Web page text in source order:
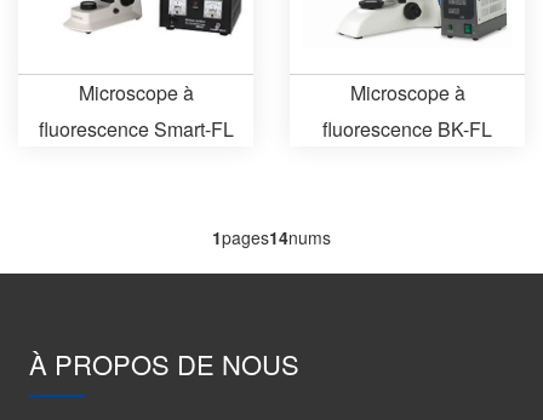
Microscope à
fluorescence Smart-FL
Microscope à
fluorescence BK-FL
1pages14nums
À PROPOS DE NOUS